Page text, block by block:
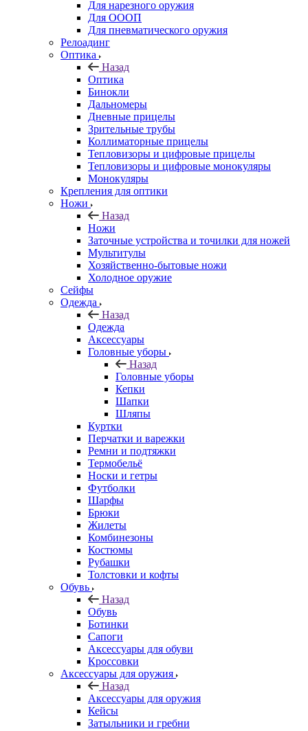
Для нарезного оружия
Для ОООП
Для пневматического оружия
Релоадинг
Оптика
Назад
Оптика
Бинокли
Дальномеры
Дневные прицелы
Зрительные трубы
Коллиматорные прицелы
Тепловизоры и цифровые прицелы
Тепловизоры и цифровые монокуляры
Монокуляры
Крепления для оптики
Ножи
Назад
Ножи
Заточные устройства и точилки для ножей
Мультитулы
Хозяйственно-бытовые ножи
Холодное оружие
Сейфы
Одежда
Назад
Одежда
Аксессуары
Головные уборы
Назад
Головные уборы
Кепки
Шапки
Шляпы
Куртки
Перчатки и варежки
Ремни и подтяжки
Термобельё
Носки и гетры
Футболки
Шарфы
Брюки
Жилеты
Комбинезоны
Костюмы
Рубашки
Толстовки и кофты
Обувь
Назад
Обувь
Ботинки
Сапоги
Аксессуары для обуви
Кроссовки
Аксессуары для оружия
Назад
Аксессуары для оружия
Кейсы
Затыльники и гребни